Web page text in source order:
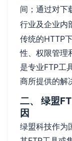
间；通过对下
行业及企业内
传统的HTTP
性、权限管理
是专业FTP工
商所提供的解
二、 绿盟
因
绿盟科技作为